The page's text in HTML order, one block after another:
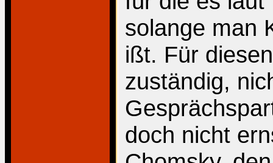
solange man
ißt. Für
zuständig,
doch nicht